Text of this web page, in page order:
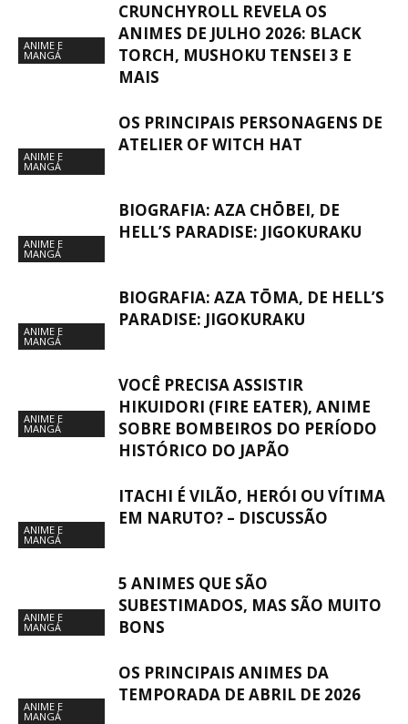
ANIME E
MANGÁ
CRUNCHYROLL REVELA OS
ANIMES DE JULHO 2026: BLACK
TORCH, MUSHOKU TENSEI 3 E
MAIS
ANIME E
MANGÁ
OS PRINCIPAIS PERSONAGENS DE
ATELIER OF WITCH HAT
ANIME E
MANGÁ
BIOGRAFIA: AZA CHŌBEI, DE
HELL’S PARADISE: JIGOKURAKU
ANIME E
MANGÁ
BIOGRAFIA: AZA TŌMA, DE HELL’S
PARADISE: JIGOKURAKU
ANIME E
MANGÁ
VOCÊ PRECISA ASSISTIR
HIKUIDORI (FIRE EATER), ANIME
SOBRE BOMBEIROS DO PERÍODO
HISTÓRICO DO JAPÃO
ANIME E
MANGÁ
ITACHI É VILÃO, HERÓI OU VÍTIMA
EM NARUTO? – DISCUSSÃO
ANIME E
MANGÁ
5 ANIMES QUE SÃO
SUBESTIMADOS, MAS SÃO MUITO
BONS
ANIME E
MANGÁ
OS PRINCIPAIS ANIMES DA
TEMPORADA DE ABRIL DE 2026